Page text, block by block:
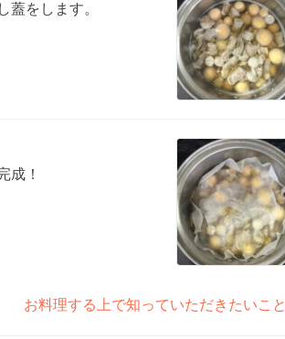
蓋をします。
成！
お料理する上で知っていただきたいこと